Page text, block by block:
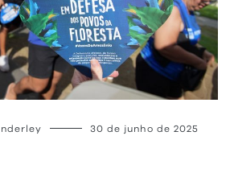
30 de junho de 2025